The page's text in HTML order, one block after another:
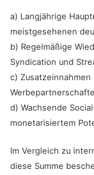
a) Langjährige
meistgesehenen
b) Regelmäßige
Syndication und
c)
d) Wachsende
monetarisiertem
Im Vergleich zu
diese Summe